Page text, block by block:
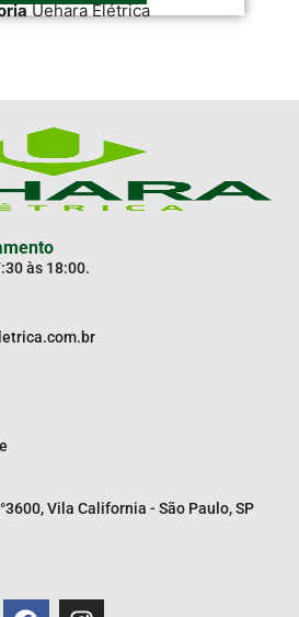
Uehara Elétrica
às 18:00.
Vila California - São Paulo, SP